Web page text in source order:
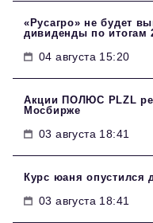
«Русагро» не будет
дивиденды по итогам
04 августа 15:20
Акции ПОЛЮС PLZL
Мосбирже
03 августа 18:41
Курс юаня опустился
03 августа 18:41